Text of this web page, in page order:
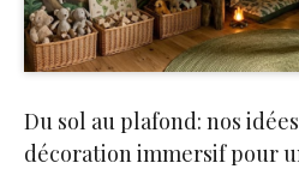
Du sol au plafond: nos
décoration immersif pour